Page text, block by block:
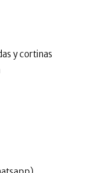
y cortinas